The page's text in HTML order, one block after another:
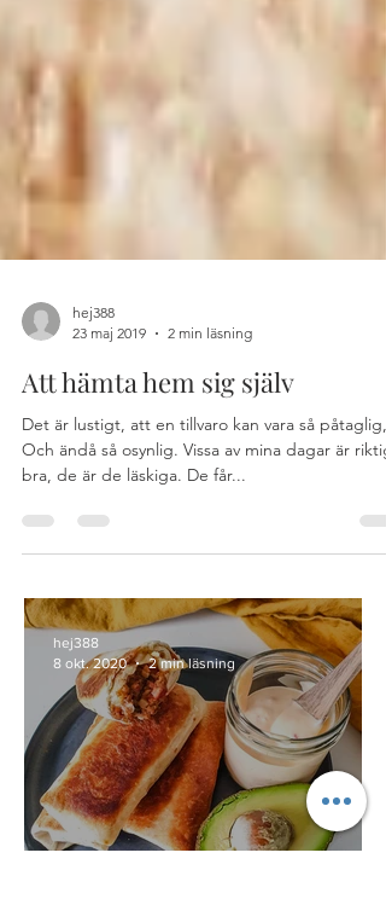
hej388
Att hämta hem sig själv
Och ändå så osynlig. Vissa av mina dagar är
bra, de är de läskiga. De får...
hej388
8 okt. 2020
2 min läsning